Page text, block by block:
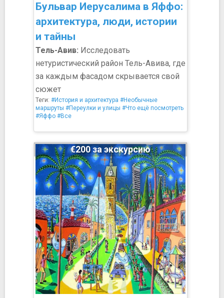
Бульвар Иерусалима в Яффо:
архитектура, люди, истории
и тайны
Тель-Авив: Исследовать
нетуристический район Тель-Авива, где
за каждым фасадом скрывается свой
сюжет
Теги: #История и архитектура #Необычные
маршруты #Переулки и улицы #Что ещё посмотреть
#Яффо #Все
€200 за экскурсию